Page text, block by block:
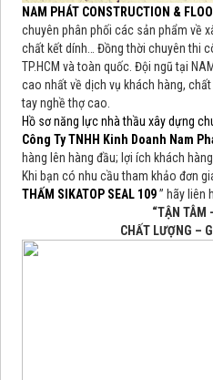
NAM PHÁT CONSTRUCTION &
chuyên phân phối các sản phẩm về
chất kết dính… Đồng thời chuyên thi
TP.HCM và toàn quốc. Đội ngũ tại
cao nhất về dịch vụ khách hàng,
tay nghề thợ cao.
Hồ sơ năng lực nhà thầu xây dựng
Công Ty TNHH Kinh Doanh Nam
hàng lên hàng đầu; lợi ích khách
Khi bạn có nhu cầu tham khảo đơn
THẤM SIKATOP SEAL 109 ” hãy liên
“TẬN TÂM
CHẤT LƯỢNG –